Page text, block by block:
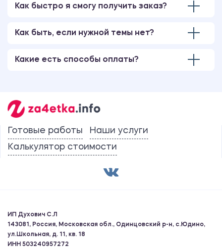
Как быстро я смогу получить заказ?
Как быть, если нужной темы нет?
Какие есть способы оплаты?
Готовые работы
Наши услуги
Калькулятор стоимости
ИП Духович С.Л
143081, Россия, Московская обл., Одинцовский р-н, с.Юдино,
ул.Школьная, д. 11, кв. 18
ИНН 503240957272